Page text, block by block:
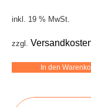
inkl. 19 % MwSt.
zzgl.
In den